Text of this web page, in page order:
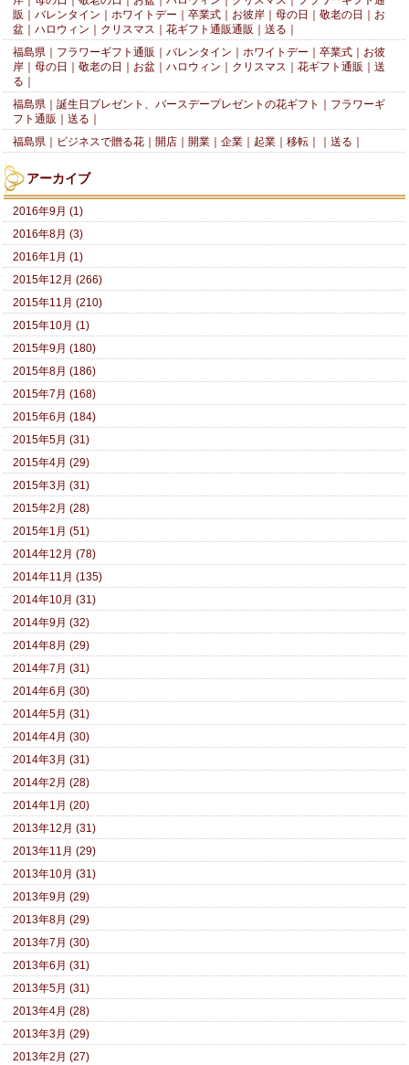
販｜バレンタイン｜ホワイトデー｜卒業式｜お彼岸｜母の日｜敬老の日｜お
盆｜ハロウィン｜クリスマス｜花ギフト通販通販｜送る｜
福島県｜フラワーギフト通販｜バレンタイン｜ホワイトデー｜卒業式｜お彼
岸｜母の日｜敬老の日｜お盆｜ハロウィン｜クリスマス｜花ギフト通販｜送
る｜
福島県｜誕生日プレゼント、バースデープレゼントの花ギフト｜フラワーギ
フト通販｜送る｜
福島県｜ビジネスで贈る花｜開店｜開業｜企業｜起業｜移転｜｜送る｜
アーカイブ
2016年9月 (1)
2016年8月 (3)
2016年1月 (1)
2015年12月 (266)
2015年11月 (210)
2015年10月 (1)
2015年9月 (180)
2015年8月 (186)
2015年7月 (168)
2015年6月 (184)
2015年5月 (31)
2015年4月 (29)
2015年3月 (31)
2015年2月 (28)
2015年1月 (51)
2014年12月 (78)
2014年11月 (135)
2014年10月 (31)
2014年9月 (32)
2014年8月 (29)
2014年7月 (31)
2014年6月 (30)
2014年5月 (31)
2014年4月 (30)
2014年3月 (31)
2014年2月 (28)
2014年1月 (20)
2013年12月 (31)
2013年11月 (29)
2013年10月 (31)
2013年9月 (29)
2013年8月 (29)
2013年7月 (30)
2013年6月 (31)
2013年5月 (31)
2013年4月 (28)
2013年3月 (29)
2013年2月 (27)